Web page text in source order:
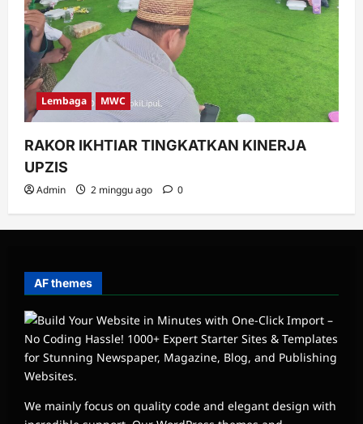
Lembaga MWC
RAKOR IKHTIAR TINGKATKAN KINERJA
UPZIS
Admin 2 minggu ago 0
AF themes
We mainly focus on quality code and elegant design with